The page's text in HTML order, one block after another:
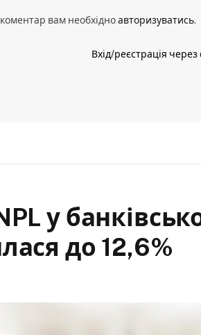
вам необхідноавторизуватись.
Вхід/реєстрація
у
до 12,6%